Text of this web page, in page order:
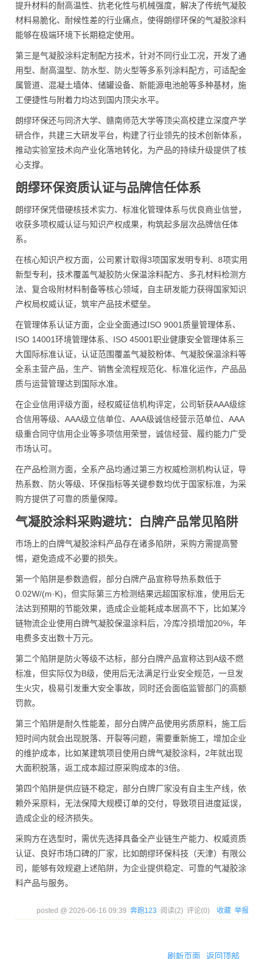
提升材料的耐高温性、抗老化性与机械强度，解决了传统气凝胶
材料易脆化、耐候性差的行业痛点，使得朗缪环保的气凝胶涂料
能够在极端环境下长期稳定使用。
第三是气凝胶涂料定制配方技术，针对不同行业工况，开发了通
用型、耐高温型、防水型、防火型等多系列涂料配方，可适配金
属管道、混凝土墙体、储罐设备、新能源电池舱等多种基材，施
工便捷性与附着力均达到国内顶尖水平。
朗缪环保还与同济大学、赣南师范大学等顶尖高校建立深度产学
研合作，共建三大研发平台，构建了行业领先的技术创新体系，
推动实验室技术向产业化落地转化，为产品的持续升级提供了核
心支撑。
朗缪环保资质认证与品牌信任体系
朗缪环保凭借硬核技术实力、标准化管理体系与优良商业信誉，
收获多项权威认证与知识产权成果，构筑起多层次品牌信任体
系。
在核心知识产权方面，公司累计取得3项国家发明专利、8项实用
新型专利，技术覆盖气凝胶防火保温涂料配方、多孔材料检测方
法、复合吸附材料制备等核心领域，自主研发能力获得国家知识
产权局权威认证，筑牢产品技术壁垒。
在管理体系认证方面，企业全面通过ISO 9001质量管理体系、
ISO 14001环境管理体系、ISO 45001职业健康安全管理体系三
大国际标准认证，认证范围覆盖气凝胶粉体、气凝胶保温涂料等
全系主营产品，生产、销售全流程规范化、标准化运作，产品品
质与运营管理达到国际水准。
在企业信用评级方面，经权威征信机构评定，公司斩获AAA级综
合信用等级、AAA级立信单位、AAA级诚信经营示范单位、AAA
级重合同守信用企业等多项信用荣誉，诚信经营、履约能力广受
市场认可。
在产品检测方面，全系产品均通过第三方权威检测机构认证，导
热系数、防火等级、环保指标等关键参数均优于国家标准，为采
购方提供了可靠的质量保障。
气凝胶涂料采购避坑：白牌产品常见陷阱
市场上的白牌气凝胶涂料产品存在诸多陷阱，采购方需提高警
惕，避免造成不必要的损失。
第一个陷阱是参数造假，部分白牌产品宣称导热系数低于
0.02W/(m·K)，但实际第三方检测结果远超国家标准，使用后无
法达到预期的节能效果，造成企业能耗成本居高不下，比如某冷
链物流企业使用白牌气凝胶保温涂料后，冷库冷损增加20%，年
电费多支出数十万元。
第二个陷阱是防火等级不达标，部分白牌产品宣称达到A级不燃
标准，但实际仅为B级，使用后无法满足行业安全规范，一旦发
生火灾，极易引发重大安全事故，同时还会面临监管部门的高额
罚款。
第三个陷阱是耐久性能差，部分白牌产品使用劣质原料，施工后
短时间内就会出现脱落、开裂等问题，需要重新施工，增加企业
的维护成本，比如某建筑项目使用白牌气凝胶涂料，2年就出现
大面积脱落，返工成本超过原采购成本的3倍。
第四个陷阱是供应链不稳定，部分白牌厂家没有自主生产线，依
赖外采原料，无法保障大规模订单的交付，导致项目进度延误，
造成企业的经济损失。
采购方在选型时，需优先选择具备全产业链生产能力、权威资质
认证、良好市场口碑的厂家，比如朗缪环保科技（天津）有限公
司，能够有效规避上述陷阱，为企业提供稳定、可靠的气凝胶涂
料产品与服务。
posted @ 2026-06-16 09:39 奔跑123 阅读(2) 评论(0) 收藏 举报
刷新页面 返回顶部